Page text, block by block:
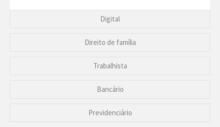
Digital
Direito de família
Trabalhista
Bancário
Previdenciário